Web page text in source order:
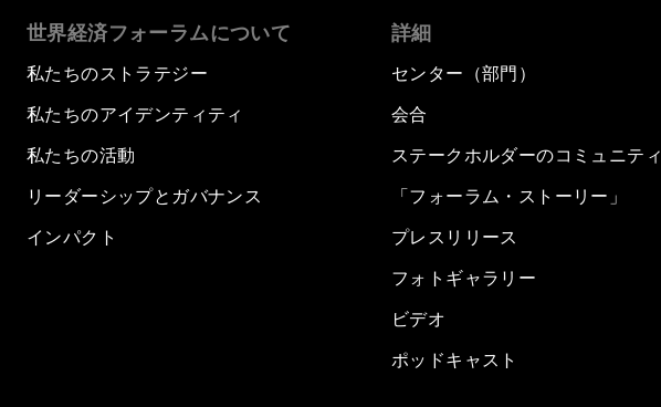
世界経済フォーラムについて
私たちのストラテジー
私たちのアイデンティティ
私たちの活動
リーダーシップとガバナンス
インパクト
詳細
センター（部門）
会合
ステークホルダーのコミュニティ
「フォーラム・ストーリー」
プレスリリース
フォトギャラリー
ビデオ
ポッドキャスト